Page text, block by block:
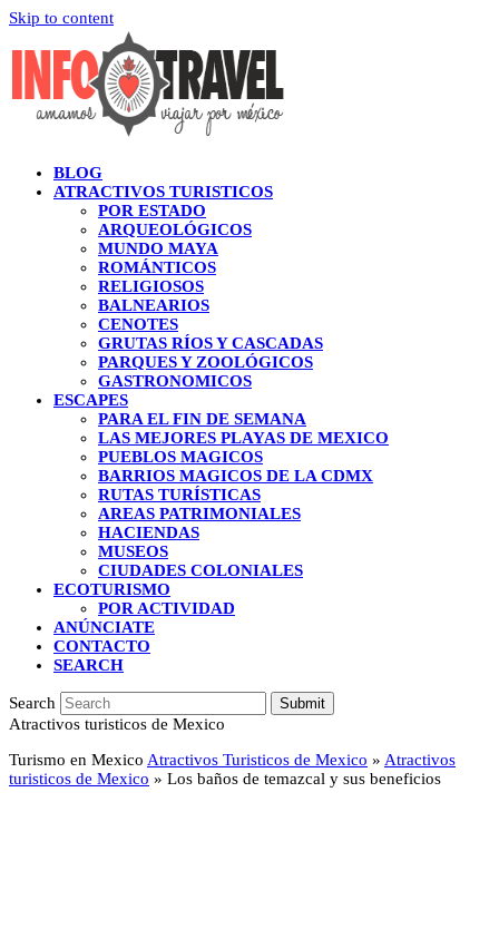
Skip to content
BLOG
ATRACTIVOS TURISTICOS
POR ESTADO
ARQUEOLÓGICOS
MUNDO MAYA
ROMÁNTICOS
RELIGIOSOS
BALNEARIOS
CENOTES
GRUTAS RÍOS Y CASCADAS
PARQUES Y ZOOLÓGICOS
GASTRONOMICOS
ESCAPES
PARA EL FIN DE SEMANA
LAS MEJORES PLAYAS DE MEXICO
PUEBLOS MAGICOS
BARRIOS MAGICOS DE LA CDMX
RUTAS TURÍSTICAS
AREAS PATRIMONIALES
HACIENDAS
MUSEOS
CIUDADES COLONIALES
ECOTURISMO
POR ACTIVIDAD
ANÚNCIATE
CONTACTO
SEARCH
Search Submit
Atractivos turisticos de Mexico
Turismo en Mexico Atractivos Turisticos de Mexico » Atractivos
turisticos de Mexico » Los baños de temazcal y sus beneficios